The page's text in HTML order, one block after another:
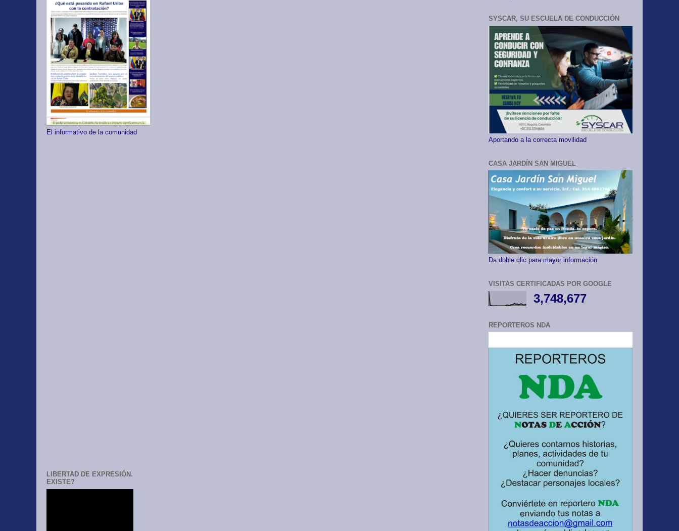
El informativo de la comunidad
LIBERTAD DE EXPRESIÓN.
EXISTE?
SYSCAR, SU ESCUELA DE CONDUCCIÓN
Aportando a la correcta movilidad
CASA JARDÍN SAN MIGUEL
Da doble clic para mayor información
VISITAS CERTIFICADAS POR GOOGLE
3,748,677
REPORTEROS NDA